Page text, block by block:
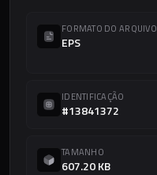
FORMATO DO ARQUIVO
EPS
IDENTIFICAÇÃO
#13841372
TAMANHO
607.20 KB